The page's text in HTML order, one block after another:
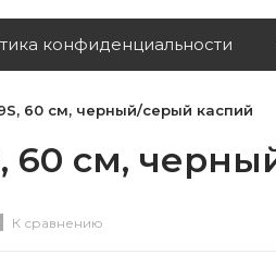
конфиденциальности
60 см, черный/серый каспий
60 см,
К сравнению